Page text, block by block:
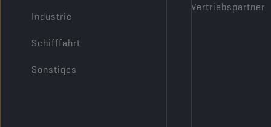
Industrie
Schifffahrt
Sonstiges
Vertriebspartner